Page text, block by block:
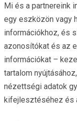
Mi és a partnereink
egy eszközön vagy
információkhoz, és
azonosítókat és az
információkat –
tartalom
nézettségi adatok
kifejlesztéséhez és